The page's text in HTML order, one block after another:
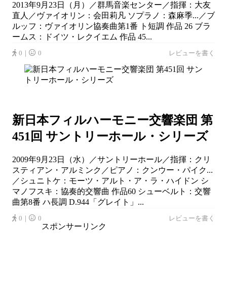
2013年9月23日（月）／群馬音楽センター／指揮：大友
直人／ヴァイオリン：会田莉凡 ソプラノ：森麻季...／ブ
ルッフ：ヴァイオリン協奏曲第1番 ト短調 作品 26 ブラ
ームス：ドイツ・レクイエム 作品 45...
0｜ 0 レビューを書く
新日本フィルハーモニー交響楽団 第
451回 サントリーホール・シリーズ
2009年9月23日（水）／サントリーホール／指揮：クリ
スティアン・アルミンク／ピアノ：クンウー・パイク...
／シュニトケ：モーツ・アルト・ア・ラ・ハイドン シ
マノフスキ：協奏的交響曲 作品60 シューベルト：交響
曲第8番 ハ長調 D.944「グレイト」...
0｜ 0 レビューを書く
スポンサーリンク